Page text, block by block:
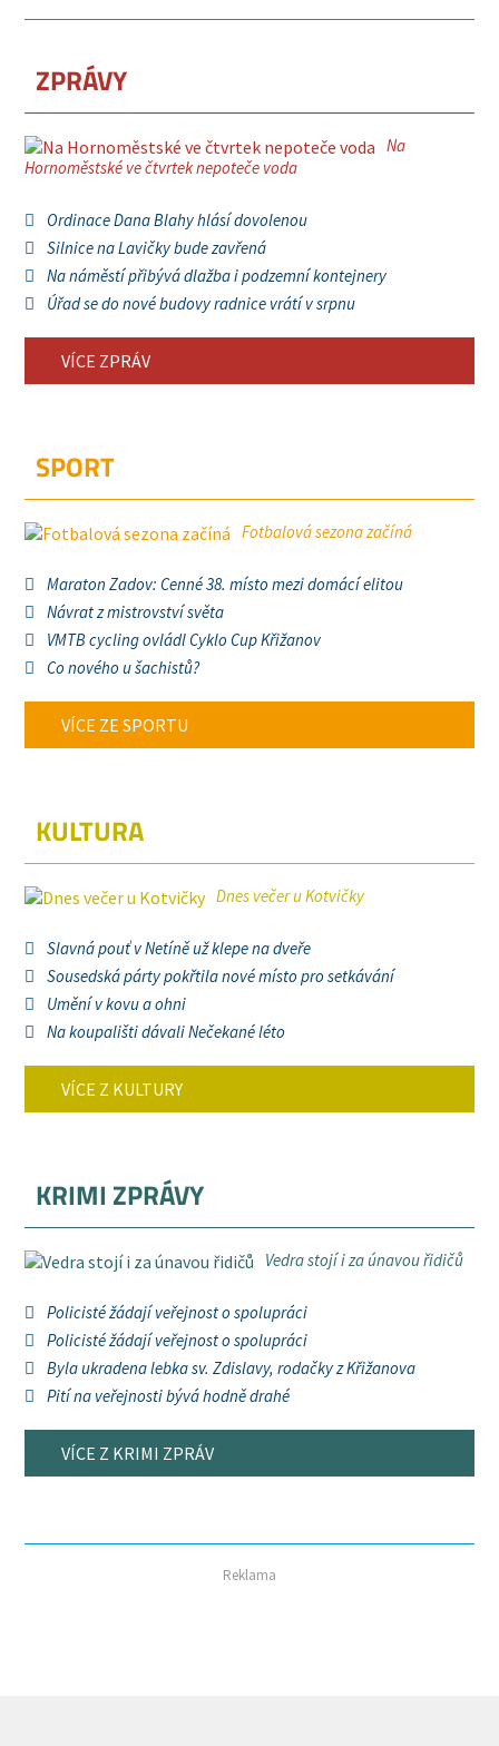
ZPRÁVY
Na
Hornoměstské ve čtvrtek nepoteče voda
Ordinace Dana Blahy hlásí dovolenou
Silnice na Lavičky bude zavřená
Na náměstí přibývá dlažba i podzemní kontejnery
Úřad se do nové budovy radnice vrátí v srpnu
VÍCE ZPRÁV
SPORT
Fotbalová sezona začíná
Maraton Zadov: Cenné 38. místo mezi domácí elitou
Návrat z mistrovství světa
VMTB cycling ovládl Cyklo Cup Křižanov
Co nového u šachistů?
VÍCE ZE SPORTU
KULTURA
Dnes večer u Kotvičky
Slavná pouť v Netíně už klepe na dveře
Sousedská párty pokřtila nové místo pro setkávání
Umění v kovu a ohni
Na koupališti dávali Nečekané léto
VÍCE Z KULTURY
KRIMI ZPRÁVY
Vedra stojí i za únavou řidičů
Policisté žádají veřejnost o spolupráci
Policisté žádají veřejnost o spolupráci
Byla ukradena lebka sv. Zdislavy, rodačky z Křižanova
Pití na veřejnosti bývá hodně drahé
VÍCE Z KRIMI ZPRÁV
Reklama